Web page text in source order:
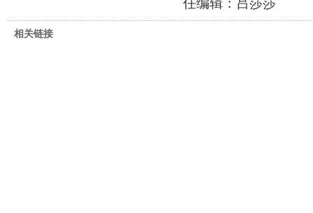
任编辑：吕莎莎
相关链接